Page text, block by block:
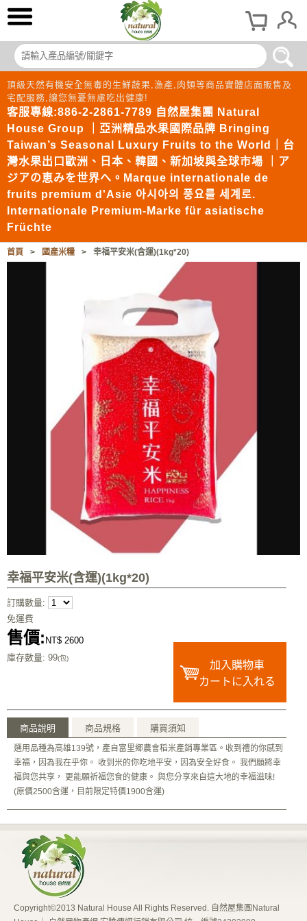
頂級天然有機安全無毒的生鮮蔬果,漁產,肉類等商品實體店面販售及
宅配服務,讓您無憂無慮吃出健康!
客服專線:886-2-2861-7789 自然屋集團 Natural
House Group ｜亞洲精品水果國際品牌 Bringing
Taiwan’s Seasonal Luxury Fruits to the World｜台
灣水果出口歐洲、日本、韓國、新加坡與全球市場 ｜ア
ジアの恵みを世界へ。Marque internationale de
fruits premium d'Asie 아시아의 풍요를 세계로.
Internationale Premium-Marke für asiatische
Früchte
首頁 > 國產米糧 > 幸福平安米(含運)(1kg*20)
幸福平安米(含運)(1kg*20)
訂購數量:
免運費
售價: NT$ 2600
庫存數量: 99(包)
加入購物車
カートに入れる
商品說明 商品規格 購買須知
選用品種為高雄139號，產自富里鄉農會稻米產銷專業區。收到禮的你感到
幸福，因為我在乎你。 收到米的你吃地平安，因為安全好食。 我們願將幸
福與您共享， 更能願祈福您食的健康。 與您分享來自這大地的幸福滋味!
(原價2500含運，目前限定特價1900含運)
Copyright©2013 Natural House All Rights Reserved. 自然屋集團Natural